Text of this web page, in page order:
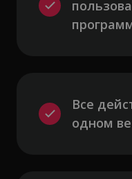
Все
одном